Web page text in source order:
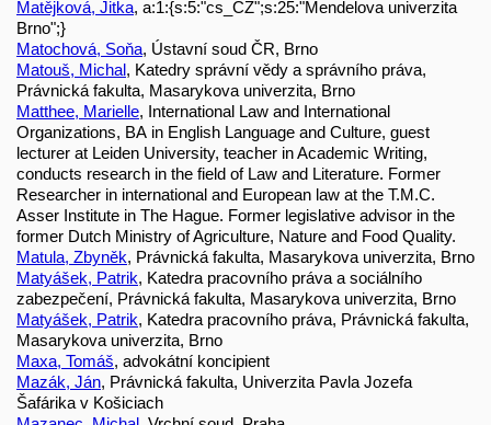
Matějková, Jitka, a:1:{s:5:"cs_CZ";s:25:"Mendelova univerzita
Brno";}
Matochová, Soňa, Ústavní soud ČR, Brno
Matouš, Michal, Katedry správní vědy a správního práva,
Právnická fakulta, Masarykova univerzita, Brno
Matthee, Marielle, International Law and International
Organizations, BA in English Language and Culture, guest
lecturer at Leiden University, teacher in Academic Writing,
conducts research in the field of Law and Literature. Former
Researcher in international and European law at the T.M.C.
Asser Institute in The Hague. Former legislative advisor in the
former Dutch Ministry of Agriculture, Nature and Food Quality.
Matula, Zbyněk, Právnická fakulta, Masarykova univerzita, Brno
Matyášek, Patrik, Katedra pracovního práva a sociálního
zabezpečení, Právnická fakulta, Masarykova univerzita, Brno
Matyášek, Patrik, Katedra pracovního práva, Právnická fakulta,
Masarykova univerzita, Brno
Maxa, Tomáš, advokátní koncipient
Mazák, Ján, Právnická fakulta, Univerzita Pavla Jozefa
Šafárika v Košiciach